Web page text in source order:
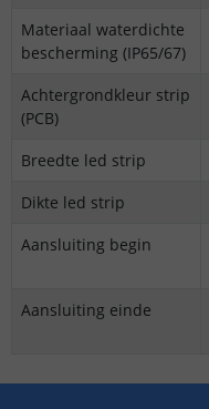
Materiaal waterdichte
bescherming (IP65/67)
Achtergrondkleur strip
(PCB)
Breedte led strip
Dikte led strip
Aansluiting begin
Aansluiting einde